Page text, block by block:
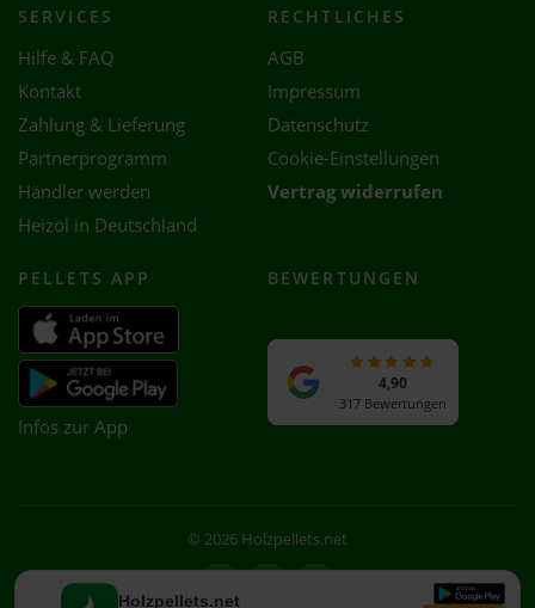
Holzpellets.net
SERVICES
Hilfe & FAQ
Kontakt
Zahlung & Lieferung
Partnerprogramm
Händler werden
Heizöl in Deutschland
RECHTLICHES
AGB
Impressum
Datenschutz
Cookie-Einstellungen
Vertrag widerrufen
PELLETS APP
Infos zur App
BEWERTUNGEN
4,90
317 Bewertungen
© 2026 Holzpellets.net
Facebook